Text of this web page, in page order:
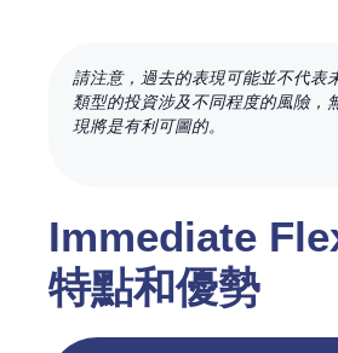
請注意，過去的表現可能並不代表
類型的投資涉及不同程度的風險，
現將是有利可圖的。
Immediate
特點和優勢